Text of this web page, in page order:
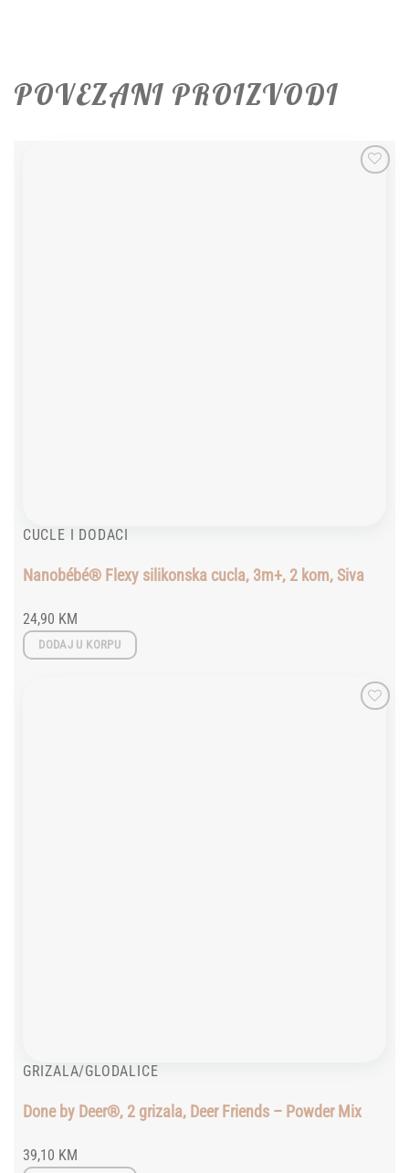
POVEZANI PROIZVODI
CUCLE I DODACI
Nanobébé® Flexy silikonska cucla, 3m+, 2 kom, Siva
24,90 KM
DODAJ U KORPU
GRIZALA/GLODALICE
Done by Deer®, 2 grizala, Deer Friends – Powder Mix
39,10 KM